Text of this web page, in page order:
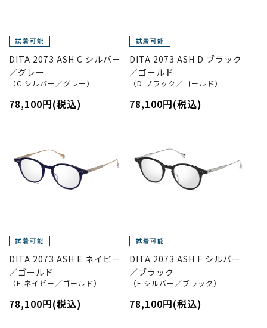
DITA 2073 ASH C シルバー
／グレー
（C シルバー／グレー）
78,100円(税込)
DITA 2073 ASH D ブラック
／ゴールド
（D ブラック／ゴールド）
78,100円(税込)
DITA 2073 ASH E ネイビー
／ゴールド
（E ネイビー／ゴールド）
78,100円(税込)
DITA 2073 ASH F シルバー
／ブラック
（F シルバー／ブラック）
78,100円(税込)